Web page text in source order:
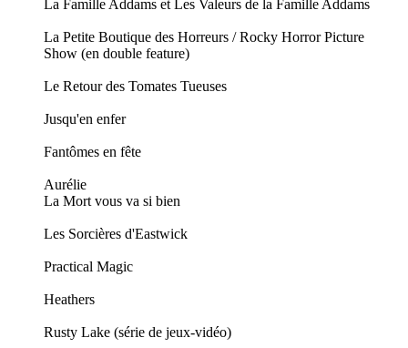
La Famille Addams et Les Valeurs de la Famille Addams
La Petite Boutique des Horreurs / Rocky Horror Picture
Show (en double feature)
Le Retour des Tomates Tueuses
Jusqu'en enfer
Fantômes en fête
Aurélie
La Mort vous va si bien
Les Sorcières d'Eastwick
Practical Magic
Heathers
Rusty Lake (série de jeux-vidéo)